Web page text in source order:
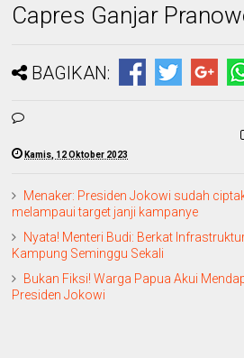
Capres Ganjar
BAGIKAN:
Kamis, 12 Oktober 2023
Menaker: Presiden Jokowi sudah
melampaui target janji kampanye
Nyata! Menteri Budi: Berkat
Kampung Seminggu Sekali
Bukan Fiksi! Warga Papua Akui
Presiden Jokowi